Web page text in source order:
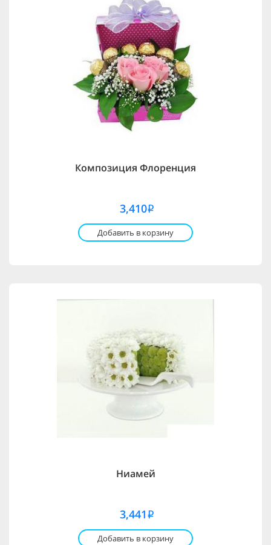
Композиция Флоренция
3,410i
Добавить в корзину
Ниамей
3,441 i
Добавить в корзину